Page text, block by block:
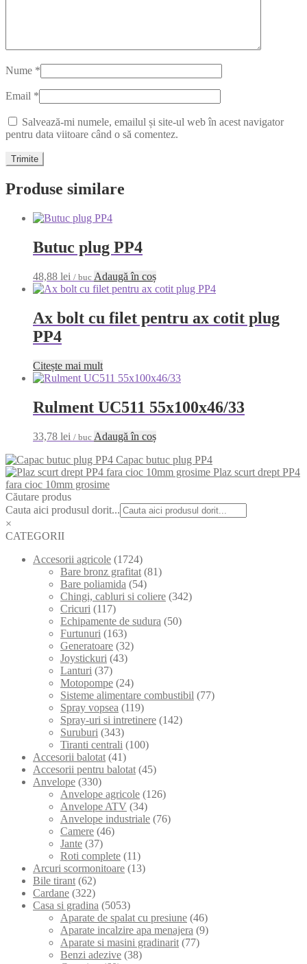
Nume *
Email *
Salvează-mi numele, emailul și site-ul web în acest navigator
pentru data viitoare când o să comentez.
Produse similare
Butuc plug PP4
48,88 lei / buc Adaugă în coș
Ax bolt cu filet pentru ax cotit plug
PP4
Citește mai mult
Rulment UC511 55x100x46/33
33,78 lei / buc Adaugă în coș
Capac butuc plug PP4
Plaz scurt drept PP4
fara cioc 10mm grosime
Căutare produs
Cauta aici produsul dorit...
×
CATEGORII
Accesorii agricole (1724)
Bare bronz grafitat (81)
Bare poliamida (54)
Chingi, cabluri si coliere (342)
Cricuri (117)
Echipamente de sudura (50)
Furtunuri (163)
Generatoare (32)
Joystickuri (43)
Lanturi (37)
Motopompe (24)
Sisteme alimentare combustibil (77)
Spray vopsea (119)
Spray-uri si intretinere (142)
Suruburi (343)
Tiranti centrali (100)
Accesorii balotat (41)
Accesorii pentru balotat (45)
Anvelope (330)
Anvelope agricole (126)
Anvelope ATV (34)
Anvelope industriale (76)
Camere (46)
Jante (37)
Roti complete (11)
Arcuri scormonitoare (13)
Bile tirant (62)
Cardane (322)
Casa si gradina (5053)
Aparate de spalat cu presiune (46)
Aparate incalzire apa menajera (9)
Aparate si masini gradinarit (77)
Benzi adezive (38)